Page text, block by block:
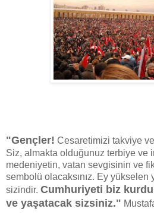
"Gençler! Cesaretimizi takviye
Siz, almakta olduğunuz terbiye ve
medeniyetin, vatan sevgisinin ve
sembolü olacaksınız. Ey
sizindir. Cumhuriyeti biz
ve yaşatacak sizsiniz."